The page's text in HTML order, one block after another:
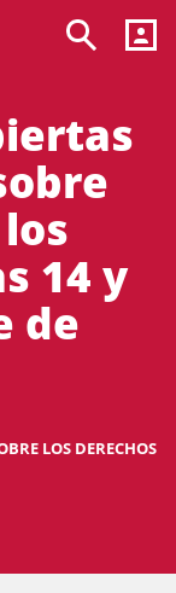
14 y
de
LOS DERECHOS